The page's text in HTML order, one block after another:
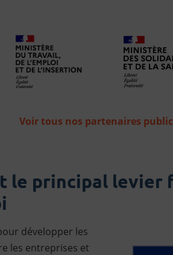
Voir tous nos partenaires
le principal levier
développer les
les entreprises et